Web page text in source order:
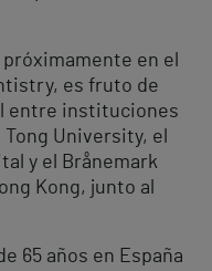
en el
es fruto de
entre instituciones
University, el
y el Brånemark
Kong, junto al
65 años en España